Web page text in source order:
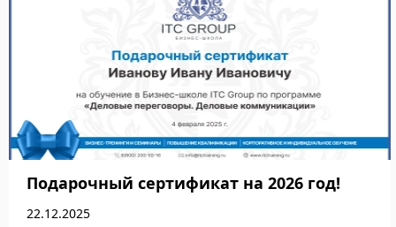
Подарочный сертификат на 2026 год!
22.12.2025